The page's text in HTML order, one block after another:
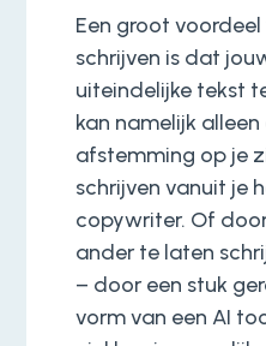
Een groot
schrijven is dat
uiteindelijke tekst
kan namelijk
afstemming op je
schrijven vanuit je
copywriter. Of
ander te laten
– door een stuk
vorm van een AI